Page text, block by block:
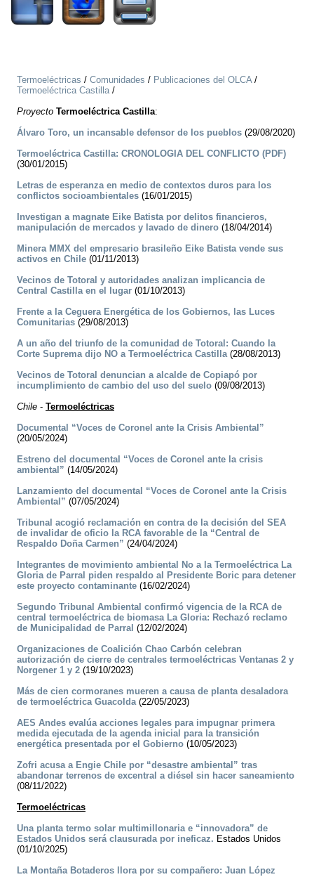
Termoeléctricas / Comunidades / Publicaciones del OLCA/
Termoeléctrica Castilla/
Proyecto Termoeléctrica Castilla:
Álvaro Toro, un incansable defensor de los pueblos (29/08/2020)
Termoeléctrica Castilla: CRONOLOGIA DEL CONFLICTO (PDF)
(30/01/2015)
Letras de esperanza en medio de contextos duros para los
conflictos socioambientales (16/01/2015)
Investigan a magnate Eike Batista por delitos financieros,
manipulación de mercados y lavado de dinero (18/04/2014)
Minera MMX del empresario brasileño Eike Batista vende sus
activos en Chile (01/11/2013)
Vecinos de Totoral y autoridades analizan implicancia de
Central Castilla en el lugar (01/10/2013)
Frente a la Ceguera Energética de los Gobiernos, las Luces
Comunitarias (29/08/2013)
A un año del triunfo de la comunidad de Totoral: Cuando la
Corte Suprema dijo NO a Termoeléctrica Castilla(28/08/2013)
Vecinos de Totoral denuncian a alcalde de Copiapó por
incumplimiento de cambio del uso del suelo (09/08/2013)
Chile - Termoeléctricas
Documental “Voces de Coronel ante la Crisis Ambiental”
(20/05/2024)
Estreno del documental “Voces de Coronel ante la crisis
ambiental” (14/05/2024)
Lanzamiento del documental “Voces de Coronel ante la Crisis
Ambiental” (07/05/2024)
Tribunal acogió reclamación en contra de la decisión del SEA
de invalidar de oficio la RCA favorable de la “Central de
Respaldo Doña Carmen” (24/04/2024)
Integrantes de movimiento ambiental No a la Termoeléctrica La
Gloria de Parral piden respaldo al Presidente Boric para detener
este proyecto contaminante (16/02/2024)
Segundo Tribunal Ambiental confirmó vigencia de la RCA de
central termoeléctrica de biomasa La Gloria: Rechazó reclamo
de Municipalidad de Parral (12/02/2024)
Organizaciones de Coalición Chao Carbón celebran
autorización de cierre de centrales termoeléctricas Ventanas 2 y
Norgener 1 y 2 (19/10/2023)
Más de cien cormoranes mueren a causa de planta desaladora
de termoeléctrica Guacolda(22/05/2023)
AES Andes evalúa acciones legales para impugnar primera
medida ejecutada de la agenda inicial para la transición
energética presentada por el Gobierno (10/05/2023)
Zofri acusa a Engie Chile por “desastre ambiental” tras
abandonar terrenos de excentral a diésel sin hacer saneamiento
(08/11/2022)
Termoeléctricas
Una planta termo solar multimillonaria e “innovadora” de
Estados Unidos será clausurada por ineficaz. Estados Unidos
(01/10/2025)
La Montaña Botaderos llora por su compañero: Juan López